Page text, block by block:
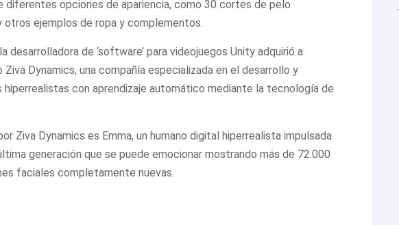
diferentes opciones de apariencia, como 30 cortes de pelo
ejemplos de ropa y complementos.
desarrolladora de ‘software’ para videojuegos Unity adquirió a
Dynamics, una compañía especializada en el desarrollo y
hiperrealistas con aprendizaje automático mediante la tecnología de
Ziva Dynamics es Emma, un humano digital hiperrealista impulsada
generación que se puede emocionar mostrando más de 72.000
faciales completamente nuevas.